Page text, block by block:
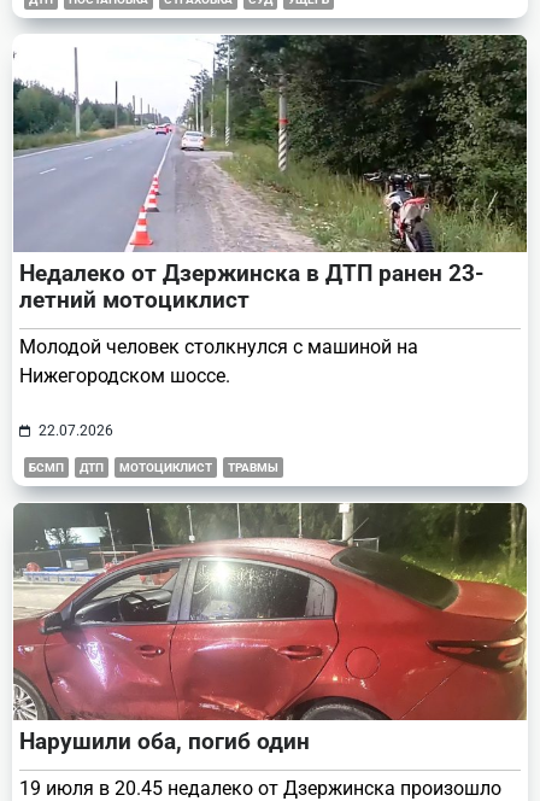
Недалеко от Дзержинска в ДТП ранен 23-
летний мотоциклист
Молодой человек столкнулся с машиной на
Нижегородском шоссе.
22.07.2026
БСМП ДТП МОТОЦИКЛИСТ ТРАВМЫ
Нарушили оба, погиб один
19 июля в 20.45 недалеко от Дзержинска произошло